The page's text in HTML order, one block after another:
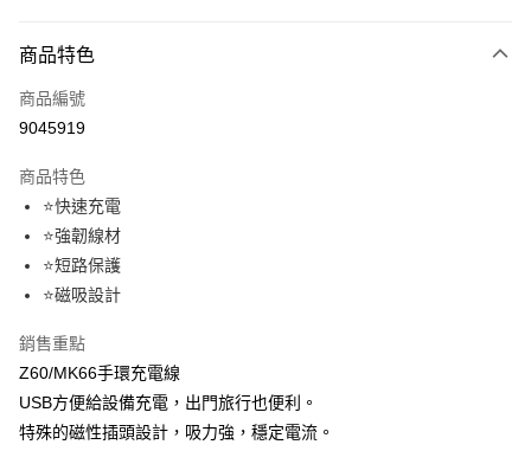
信用卡一次付款
超商取貨付款
Apple Pay
街口支付
悠遊付
Google Pay
ATM付款
運送方式
商品特色
商品編號
9045919
商品特色
⭐快速充電
⭐強韌線材
⭐短路保護
⭐磁吸設計
銷售重點
Z60/MK66手環充電線
USB方便給設備充電，出門旅行也便利。
特殊的磁性插頭設計，吸力強，穩定電流。